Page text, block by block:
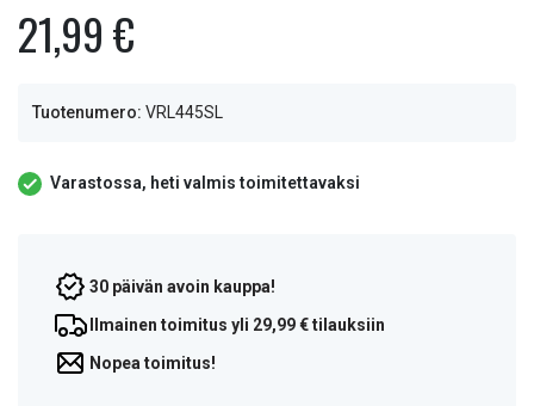
21,99 €
Tuotenumero: VRL445SL
Varastossa, heti valmis toimitettavaksi
30 päivän avoin kauppa!
Ilmainen toimitus yli 29,99 € tilauksiin
Nopea toimitus!